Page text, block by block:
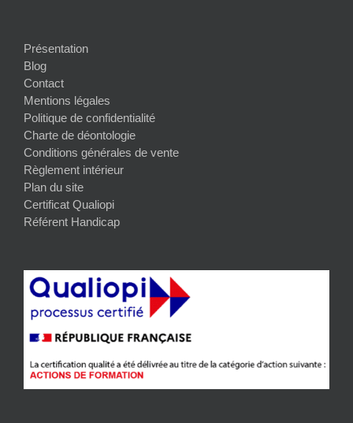
Présentation
Blog
Contact
Mentions légales
Politique de confidentialité
Charte de déontologie
Conditions générales de vente
Règlement intérieur
Plan du site
Certificat Qualiopi
Référent Handicap